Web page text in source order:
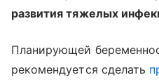
развития тяжелых
Планирующей
рекомендуется сделать